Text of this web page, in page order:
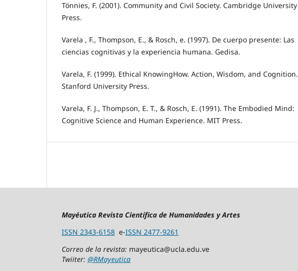
Tönnies, F. (2001). Community and Civil Society. Cambridge University
Press.
Varela , F., Thompson, E., & Rosch, e. (1997). De cuerpo presente: Las
ciencias cognitivas y la experiencia humana. Gedisa.
Varela, F. (1999). Ethical KnowingHow. Action, Wisdom, and Cognition.
Stanford University Press.
Varela, F. J., Thompson, E. T., & Rosch, E. (1991). The Embodied Mind:
Cognitive Science and Human Experience. MIT Press.
Mayéutica Revista Científica de Humanidades y Artes
ISSN 2343-6158 e-ISSN 2477-9261
Correo de la revista: mayeutica@ucla.edu.ve
Twiiter: @RMayeutica